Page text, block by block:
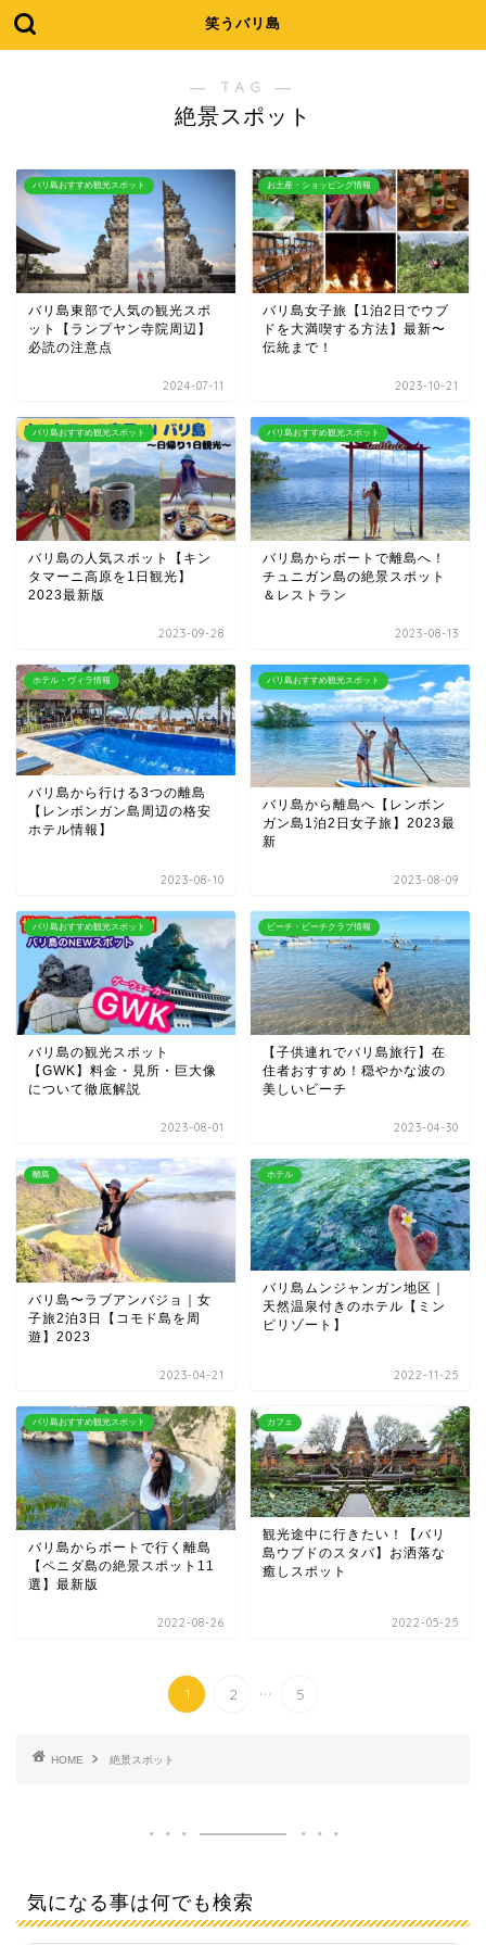
笑うバリ島
― TAG ―
絶景スポット
バリ島おすすめ観光スポット
バリ島東部で人気の観光スポ
ット【ランプヤン寺院周辺】
必読の注意点
2024-07-11
お土産・ショッピング情報
バリ島女子旅【1泊2日でウブ
ドを大満喫する方法】最新〜
伝統まで！
2023-10-21
バリ島おすすめ観光スポット
バリ島の人気スポット【キン
タマーニ高原を1日観光】
2023最新版
2023-09-28
バリ島おすすめ観光スポット
バリ島からボートで離島へ！
チュニガン島の絶景スポット
＆レストラン
2023-08-13
ホテル・ヴィラ情報
バリ島から行ける3つの離島
【レンボンガン島周辺の格安
ホテル情報】
2023-08-10
バリ島おすすめ観光スポット
バリ島から離島へ【レンボン
ガン島1泊2日女子旅】2023最
新
2023-08-09
バリ島おすすめ観光スポット
バリ島の観光スポット
【GWK】料金・見所・巨大像
について徹底解説
2023-08-01
ビーチ・ビーチクラブ情報
【子供連れでバリ島旅行】在
住者おすすめ！穏やかな波の
美しいビーチ
2023-04-30
離島
バリ島〜ラブアンバジョ｜女
子旅2泊3日【コモド島を周
遊】2023
2023-04-21
ホテル
バリ島ムンジャンガン地区｜
天然温泉付きのホテル【ミン
ピリゾート】
2022-11-25
バリ島おすすめ観光スポット
バリ島からボートで行く離島
【ペニダ島の絶景スポット11
選】最新版
2022-08-26
カフェ
観光途中に行きたい！【バリ
島ウブドのスタバ】お洒落な
癒しスポット
2022-05-25
1 2 ... 5
HOME 絶景スポット
気になる事は何でも検索